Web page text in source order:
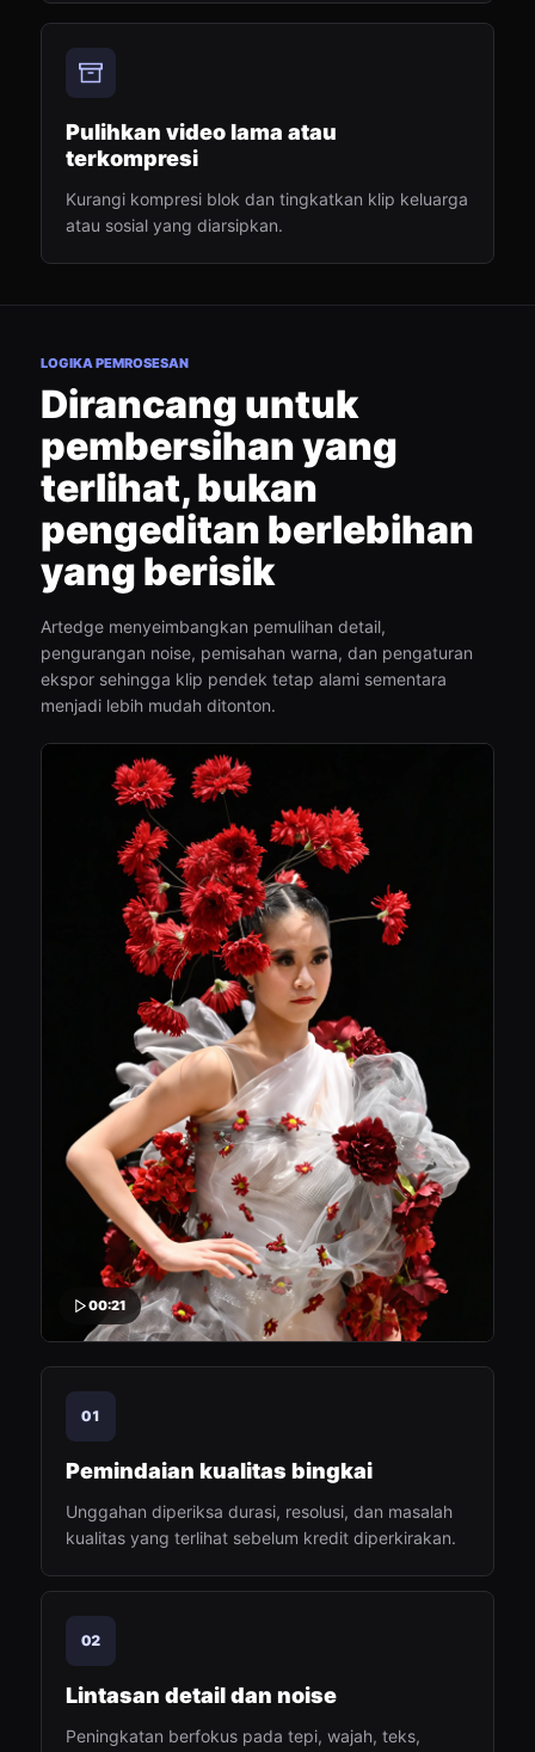
Pulihkan video lama atau
terkompresi
Kurangi kompresi blok dan tingkatkan klip keluarga
atau sosial yang diarsipkan.
LOGIKA PEMROSESAN
Dirancang untuk
pembersihan yang
terlihat, bukan
pengeditan berlebihan
yang berisik
Artedge menyeimbangkan pemulihan detail,
pengurangan noise, pemisahan warna, dan pengaturan
ekspor sehingga klip pendek tetap alami sementara
menjadi lebih mudah ditonton.
00:21
01
Pemindaian kualitas bingkai
Unggahan diperiksa durasi, resolusi, dan masalah
kualitas yang terlihat sebelum kredit diperkirakan.
02
Lintasan detail dan noise
Peningkatan berfokus pada tepi, wajah, teks,